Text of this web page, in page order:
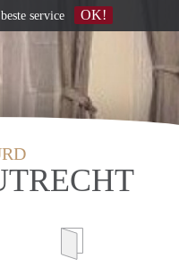
service OK!